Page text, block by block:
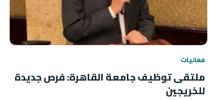
فعاليات
ملتقى توظيف جامعة القاهرة: فرص جديدة
للخريجين